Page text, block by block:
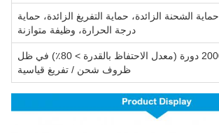
حماية الشحنة الزائدة، حماية التفريغ الزائدة، حماية
درجة الحرارة، وظيفة متوازنة
2000 دورة (معدل الاحتفاظ بالقدرة > 80٪) في ظل
ظروف شحن / تفريغ قياسية